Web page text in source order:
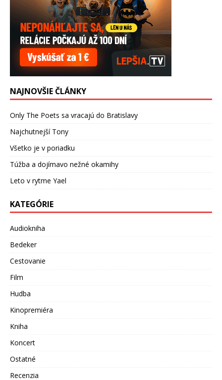
NAJNOVŠIE ČLÁNKY
Only The Poets sa vracajú do Bratislavy
Najchutnejší Tony
Všetko je v poriadku
Túžba a dojímavo nežné okamihy
Leto v rytme Yael
KATEGÓRIE
Audiokniha
Bedeker
Cestovanie
Film
Hudba
Kinopremiéra
Kniha
Koncert
Ostatné
Recenzia